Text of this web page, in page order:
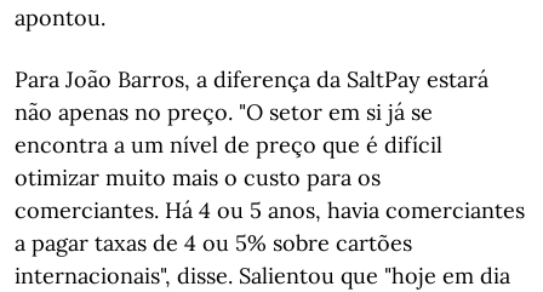
apontou.
Para João Barros, a diferença da SaltPay estará
não apenas no preço. "O setor em si já se
encontra a um nível de preço que é difícil
otimizar muito mais o custo para os
comerciantes. Há 4 ou 5 anos, havia comerciantes
a pagar taxas de 4 ou 5% sobre cartões
internacionais", disse. Salientou que "hoje em dia